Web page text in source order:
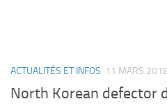
ACTUALITÉS ET INFOS 11 MARS 2018
North Korean defector